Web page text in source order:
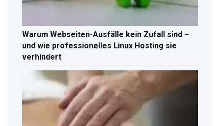
Warum Webseiten-Ausfälle kein Zufall sind –
und wie professionelles Linux Hosting sie
verhindert